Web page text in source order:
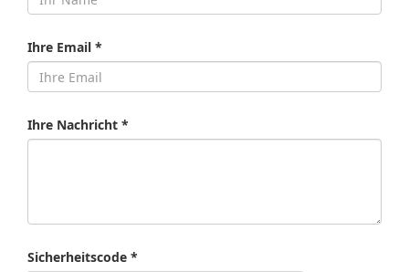
Ihre Email *
Ihre Nachricht *
Sicherheitscode *